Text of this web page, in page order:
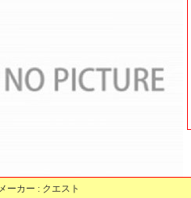
ーカー : クエスト